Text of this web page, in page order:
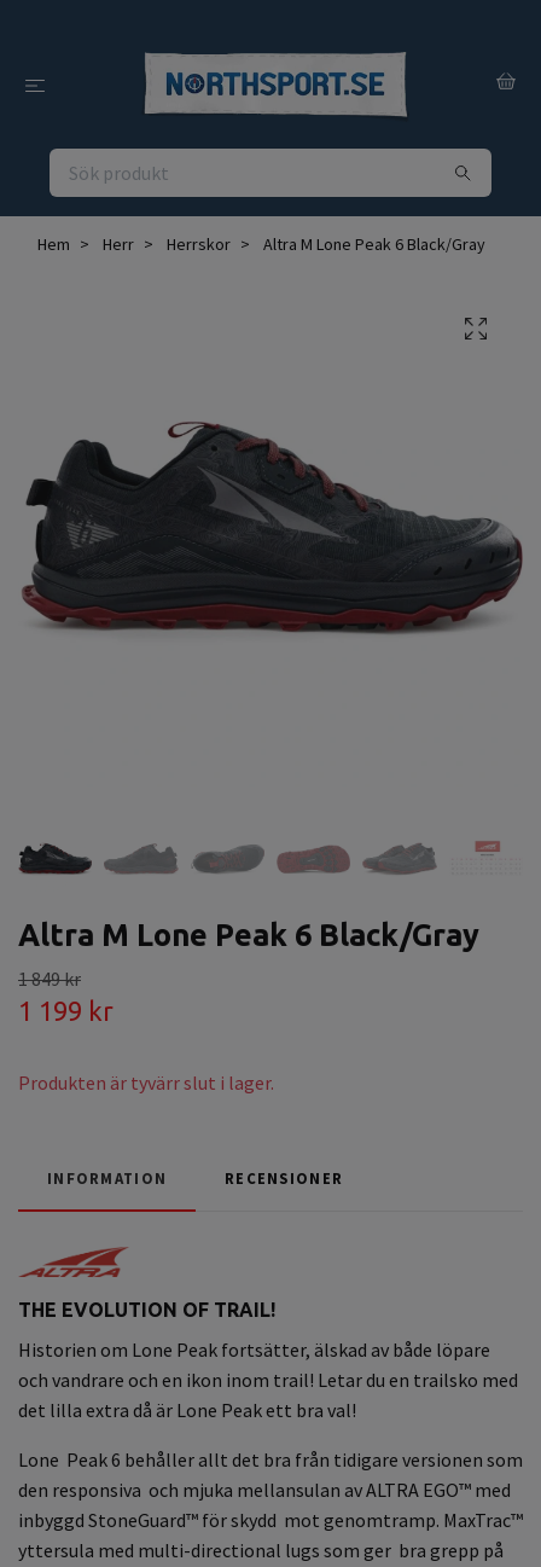
Hem Herr Herrskor Altra M Lone Peak 6 Black/Gray
Altra M Lone Peak 6 Black/Gray
1 849 kr
1 199 kr
Produkten är tyvärr slut i lager.
INFORMATION RECENSIONER
THE EVOLUTION OF TRAIL!
Historien om Lone Peak fortsätter, älskad av både löpare
och vandrare och en ikon inom trail! Letar du en trailsko med
det lilla extra då är Lone Peak ett bra val!
Lone Peak 6 behåller allt det bra från tidigare versionen som
den responsiva och mjuka mellansulan av ALTRA EGO™ med
inbyggd StoneGuard™ för skydd mot genomtramp. MaxTrac™
yttersula med multi-directional lugs som ger bra grepp på